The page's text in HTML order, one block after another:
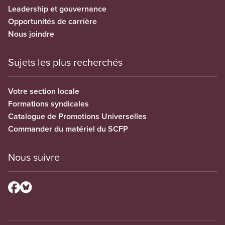
Leadership et gouvernance
Opportunités de carrière
Nous joindre
Sujets les plus recherchés
Votre section locale
Formations syndicales
Catalogue de Promotions Universelles
Commander du matériel du SCFP
Nous suivre